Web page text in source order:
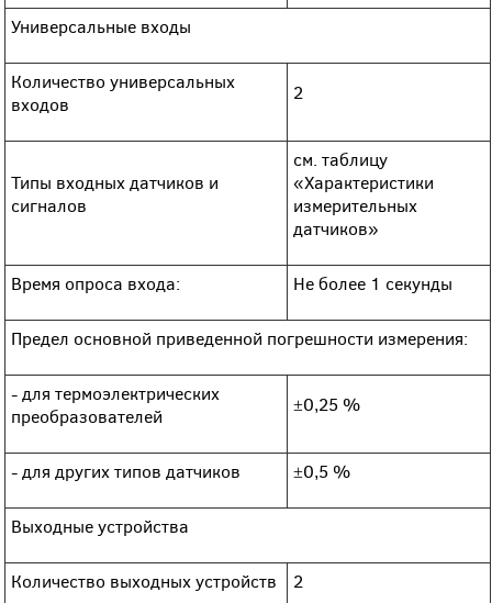
Универсальные входы
Количество универсальных
входов
2
Типы входных датчиков и
сигналов
см. таблицу
«Характеристики
измерительных
датчиков»
Время опроса входа: Не более 1 секунды
Предел основной приведенной погрешности измерения:
- для термоэлектрических
преобразователей
±0,25 %
- для других типов датчиков ±0,5 %
Выходные устройства
Количество выходных устройств 2